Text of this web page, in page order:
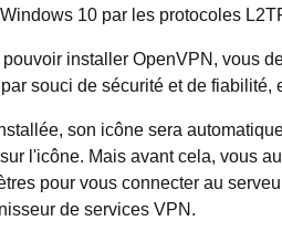
10 par les protocoles
installer OpenVPN, vous
souci de sécurité et de
son icône sera
l'icône. Mais avant cela, vous
pour vous connecter au
de services VPN.